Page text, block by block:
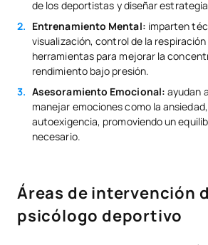
de los deportistas y diseñar
Entrenamiento Mental: imparten
visualización, control de la
herramientas para mejorar la
rendimiento bajo presión.
Asesoramiento Emocional: ayudan
manejar emociones como la
autoexigencia, promoviendo un
necesario.
Áreas de intervención
psicólogo deportivo